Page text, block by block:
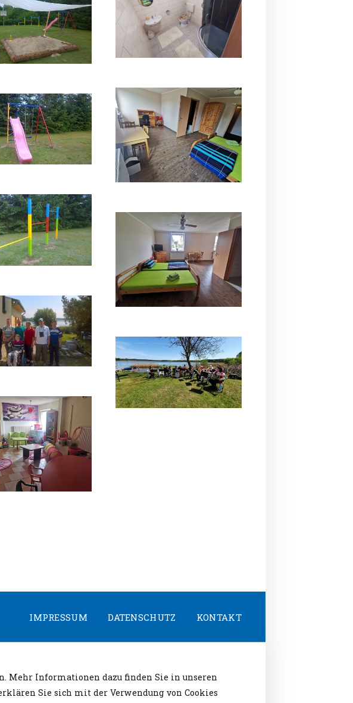
IMPRESSUM DATENSCHUTZ KONTAKT
Mehr Informationen dazu finden Sie in unseren
Sie sich mit der Verwendung von Cookies